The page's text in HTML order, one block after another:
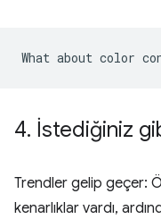
4. İstediğiniz
Trendler gelip geçer:
kenarlıklar vardı,